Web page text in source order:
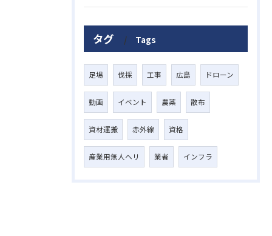
タグ Tags
足場 伐採 工事 広島 ドローン
動画 イベント 農薬 散布
資材運搬 赤外線 資格
産業用無人ヘリ 業者 インフラ